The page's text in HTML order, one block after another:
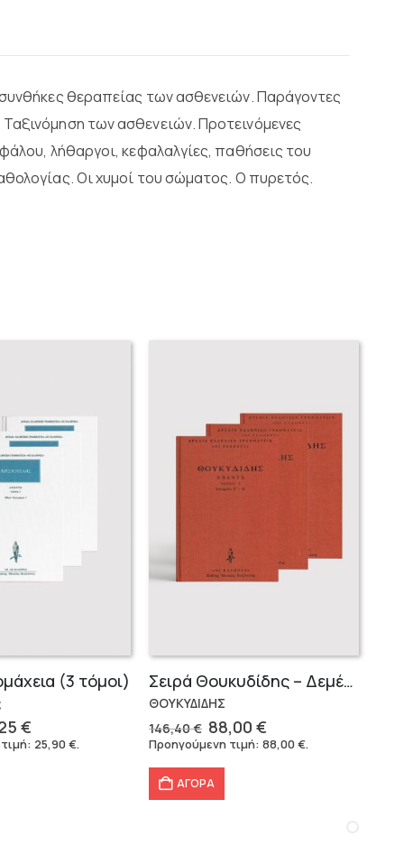
θεραπείας των ασθενειών. Παράγοντες
των ασθενειών. Προτεινόμενες
λήθαργοι, κεφαλαλγίες, παθήσεις του
Οι χυμοί του σώματος. Ο πυρετός.
(3 τόμοι)
€
τρέχουσα
25,90€.
Σειρά Θουκυδίδης – Δεμένο (4 τόμοι)
ΘΟΥΚΥΔΙΔΗΣ
146,40€ Original
price
146,40 €.
88,00€
τρέχουσα
Προηγούμενη τιμή:88,00€.
ΑΓΟΡΑ